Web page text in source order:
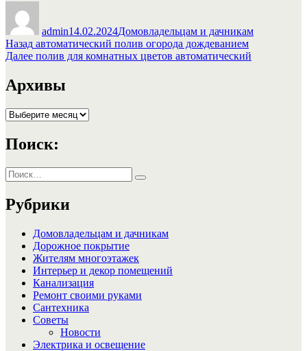
admin14.02.2024Домовладельцам и дачникам
Навигация
по
записям
Назад Предыдущая
запись:
автоматический полив огорода дождеванием
Далее Следующая
полив для комнатных цветов автоматический
Архивы
Архивы
Поиск:
Искать:
Поиск
Рубрики
Домовладельцам и дачникам
Дорожное покрытие
Жителям многоэтажек
Интерьер и декор помещений
Канализация
Ремонт своими руками
Сантехника
Советы
Новости
Электрика и освещение